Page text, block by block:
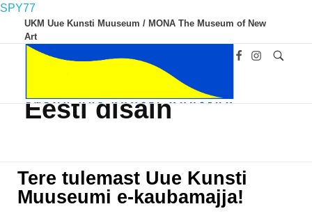
SPY77
UKM Uue Kunsti Muuseum / MONA The Museum of New
Art
Eesti disain
Tere tulemast Uue Kunsti
Muuseumi e-kaubamajja!